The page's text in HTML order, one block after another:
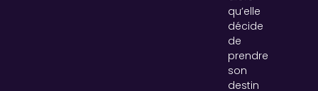
qu’elle
décide
de
prendre
son
destin